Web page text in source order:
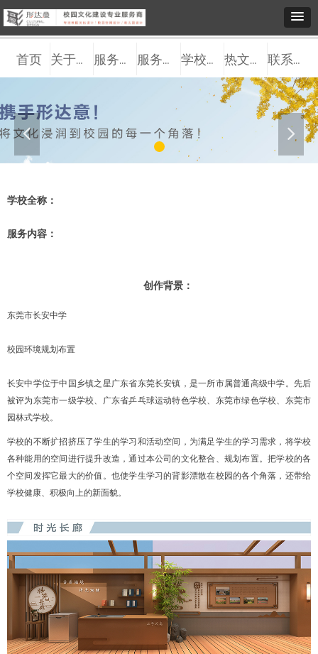
넳 넲
首页 关于我们 服务观点 服务内容 学校案例 热文推送 联系我们
东莞市长安中学
校园环境规划布置
长安中学位于中国乡镇之星广东省东莞长安镇，是一所市属普通高级中学。先后
被评为东莞市一级学校、广东省乒乓球运动特色学校、东莞市绿色学校、东莞市
园林式学校。
学校的不断扩招挤压了学生的学习和活动空间，为满足学生的学习需求，将学校
各种能用的空间进行提升改造，通过本公司的文化整合、规划布置。把学校的各
个空间发挥它最大的价值。也使学生学习的背影漂散在校园的各个角落，还带给
学校健康、积极向上的新面貌。
学校全称：
服务内容：
创作背景：